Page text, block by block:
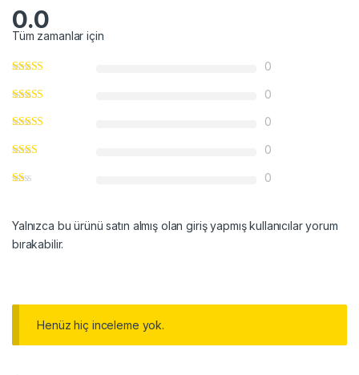
0.0
Tüm zamanlar için
0
0
0
0
0
Yalnızca bu ürünü satın almış olan giriş yapmış kullanıcılar yorum
bırakabilir.
Henüz hiç inceleme yok.